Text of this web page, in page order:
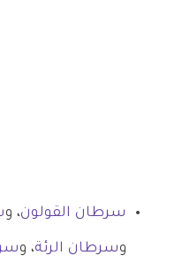
سرطان القولون، و
وسرطان الرئة، و